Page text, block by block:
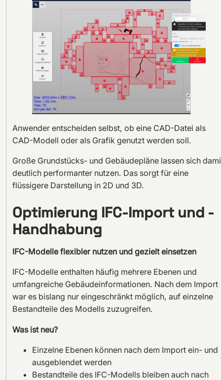
Anwender entscheiden selbst, ob eine CAD-Datei als
CAD-Modell oder als Grafik genutzt werden soll.
Große Grundstücks- und Gebäudepläne lassen sich
deutlich performanter nutzen. Das sorgt für eine
flüssigere Darstellung in 2D und 3D.
Optimierung IFC-Import und -
Handhabung
IFC-Modelle flexibler nutzen und gezielt einsetzen
IFC-Modelle enthalten häufig mehrere Ebenen und
umfangreiche Gebäudeinformationen. Nach dem Import
war es bislang nur eingeschränkt möglich, auf einzelne
Bestandteile des Modells zuzugreifen.
Was ist neu?
Einzelne Ebenen können nach dem Import ein- und
ausgeblendet werden
Bestandteile des IFC-Modells bleiben auch nach